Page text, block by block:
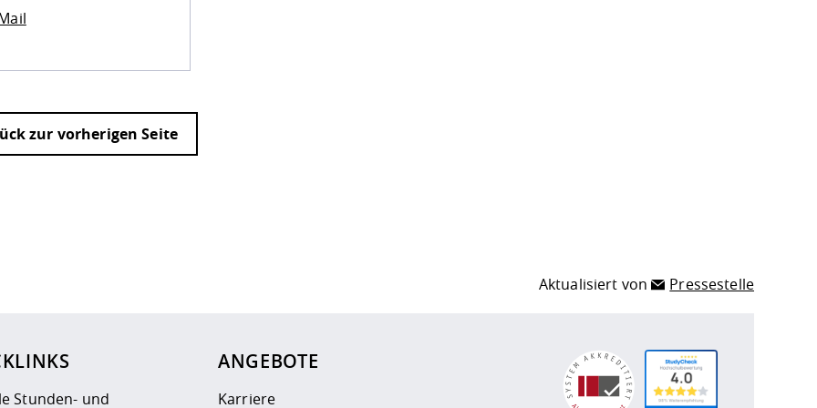
zur vorherigen Seite
Aktualisiert von Pressestelle
Stunden- und
ANGEBOTE
Karriere